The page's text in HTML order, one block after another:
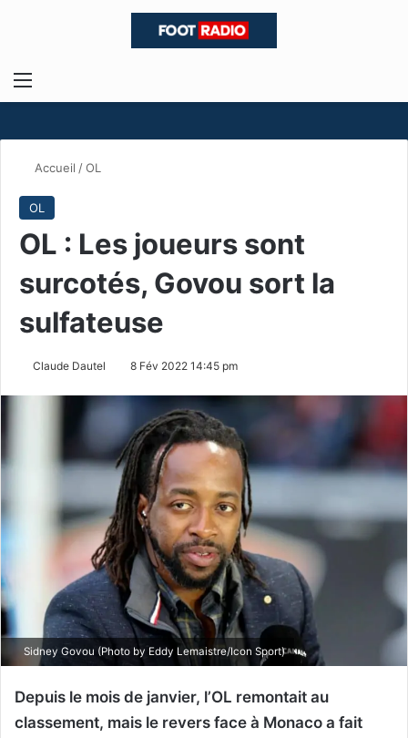
Menu
Accueil /OL
OL
OL : Les joueurs sont
surcotés, Govou sort la
sulfateuse
Claude Dautel 8 Fév 2022 14:45 pm
Sidney Govou (Photo by Eddy Lemaistre/Icon Sport)
Depuis le mois de janvier, l’OL remontait au
classement, mais le revers face à Monaco a fait